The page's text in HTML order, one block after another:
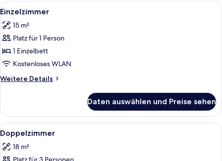
Alle
Fotos
für
Einzelzimmer
anzeigen
Einzelzimmer | Schreibtisch,
4
Einzelzimmer
15 m²
Platz für 1 Person
1 Einzelbett
Kostenloses WLAN
Weitere Details
Weitere
Daten auswählen und Preise sehen
Alle
Fotos
für
Ein Hotelzimmer mit einem Bett,
5
Doppelzimmer
18 m²